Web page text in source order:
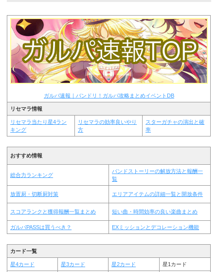
ガルパ速報｜バンドリ！ガルパ攻略まとめイベントDB
リセマラ情報
リセマラ当たり星4ラン
キング
リセマラの効率良いやり
方
スターガチャの演出と確
率
おすすめ情報
総合力ランキング
バンドストーリーの解放方法と報酬一
覧
放置厨・切断厨対策 エリアアイテムの詳細一覧と開放条件
スコアランクと獲得報酬一覧まとめ 短い曲・時間効率の良い楽曲まとめ
ガルパPASSは買うべき？ EXミッションとデコレーション機能
カード一覧
星4カード 星3カード 星2カード 星1カード